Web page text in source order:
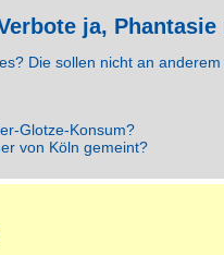
ja, Phantasie
Die sollen nicht an
Glotze-Konsum?
von Köln gemeint?